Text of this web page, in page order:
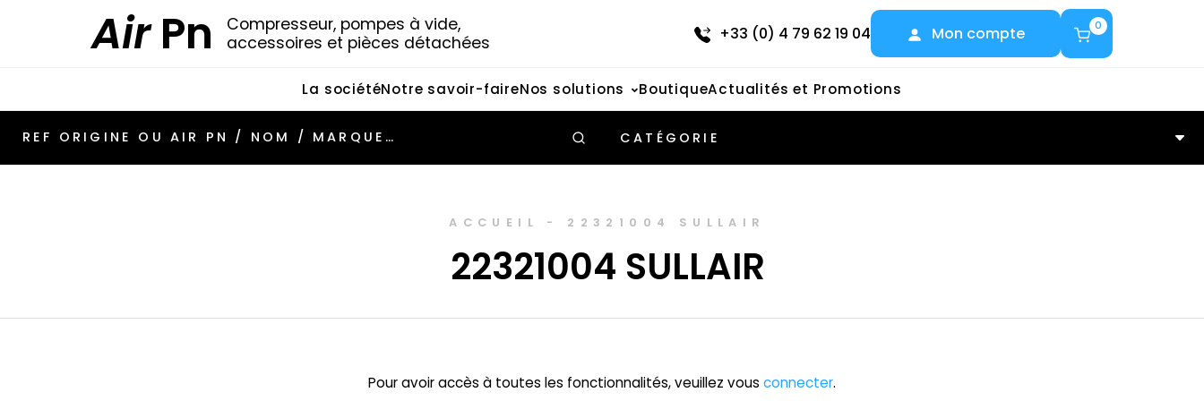
AirPn
Compresseur, pompes à vide,
accessoires et pièces détachées
+33 (0) 4 79 62 19 04 Mon compte 0
La sociétéNotre savoir-faireNos solutions BoutiqueActualités et Promotions
CATÉGORIE
ACCUEIL - 22321004 SULLAIR
22321004 SULLAIR
Pour avoir accès à toutes les fonctionnalités, veuillez vous connecter.